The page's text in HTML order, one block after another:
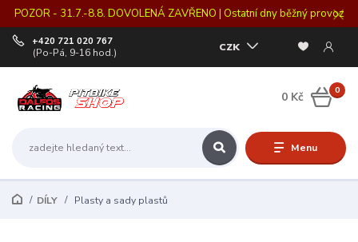
POZOR - 31.7.-8.8. DOVOLENÁ ZAVŘENO | Ostatní dny běžný provoz
Menu
CZK
+420 721 020 767
(Po-Pá, 9-16 hod.)
0
0 Kč
DÍLY Plasty a sady plastů